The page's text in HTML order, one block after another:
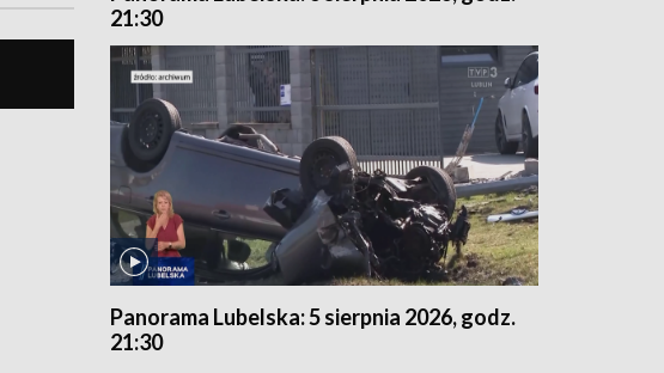
21:30
Panorama Lubelska: 5 sierpnia 2026, godz.
21:30